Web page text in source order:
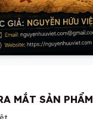
MẮT SẢN PHẨM